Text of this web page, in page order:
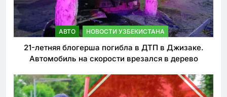
АВТО НОВОСТИ УЗБЕКИСТАНА
21-летняя блогерша погибла в ДТП в Джизаке.
Автомобиль на скорости врезался в дерево